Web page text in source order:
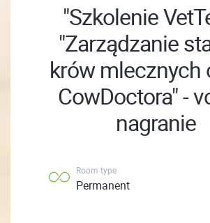
"Szkolenie
"Zarządzanie
krów mlecznych
CowDoctora" -
nagranie
Room type
Permanent